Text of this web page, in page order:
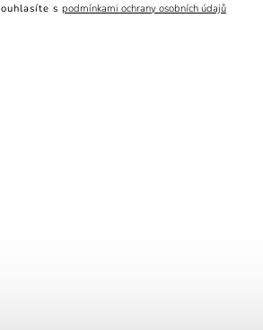
s podmínkami ochrany osobních údajů